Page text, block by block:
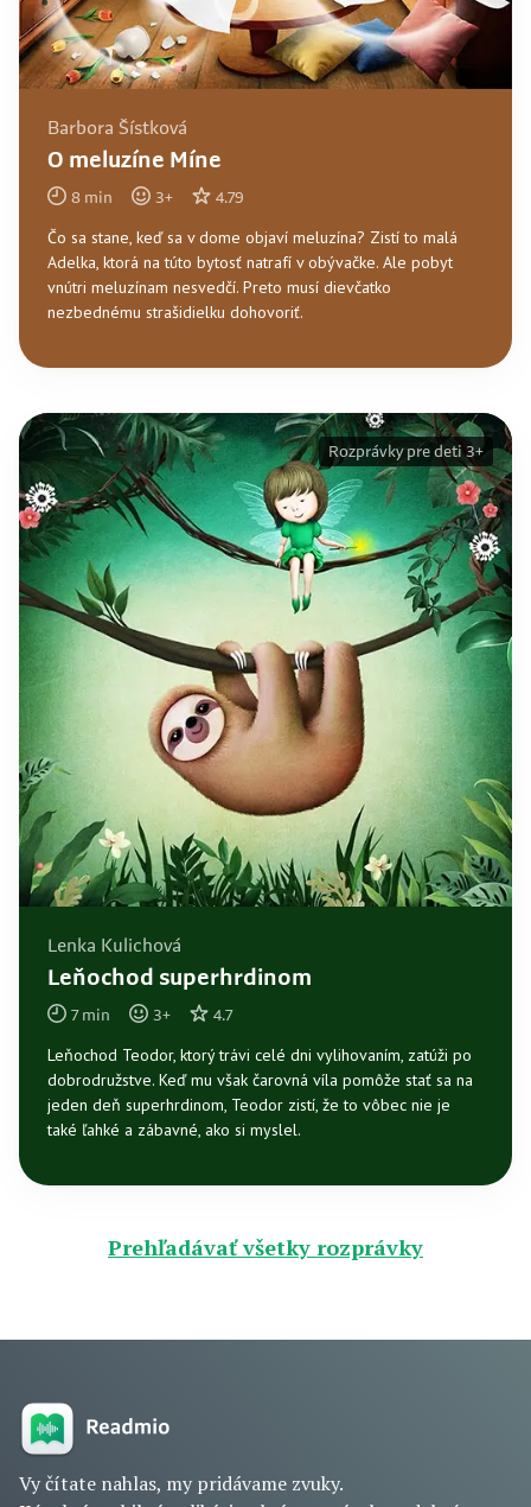
Barbora Šístková
O meluzíne Míne
8 min 3+ 4.79
Čo sa stane, keď sa v dome objaví meluzína? Zistí to malá
Adelka, ktorá na túto bytosť natrafí v obývačke. Ale pobyt
vnútri meluzínam nesvedčí. Preto musí dievčatko
nezbednému strašidielku dohovoriť.
Lenka Kulichová
Leňochod superhrdinom
7min 3+ 4.7
Leňochod Teodor, ktorý trávi celé dni vylihovaním, zatúži po
dobrodružstve. Keď mu však čarovná víla pomôže stať sa na
jeden deň superhrdinom, Teodor zistí, že to vôbec nie je
také ľahké a zábavné, ako si myslel.
Rozprávky pre deti 3+
Prehľadávať všetky rozprávky
Vy čítate nahlas, my pridávame zvuky.